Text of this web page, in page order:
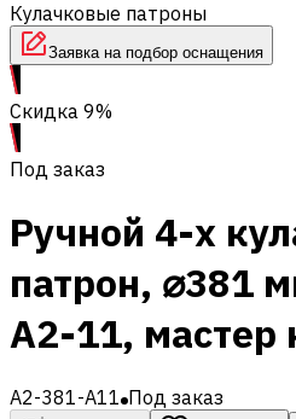
Кулачковые патроны
Заявка на подбор оснащения
Скидка 9%
Под заказ
Ручной 4-х
патрон, ⌀381
А2-11, мастер
A2-381-A11 Под заказ